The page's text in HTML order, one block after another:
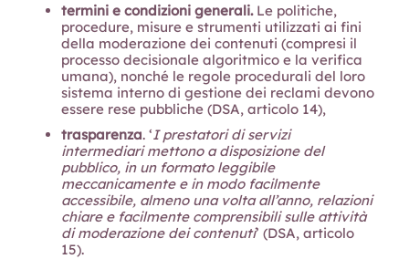
termini e condizioni generali.Le politiche,
procedure, misure e strumenti utilizzati ai fini
della moderazione dei contenuti (compresi il
processo decisionale algoritmico e la verifica
umana), nonché le regole procedurali del loro
sistema interno di gestione dei reclami devono
essere rese pubbliche (DSA, articolo 14),
trasparenza. ‘I prestatori di servizi
intermediari mettono a disposizione del
pubblico, in un formato leggibile
meccanicamente e in modo facilmente
accessibile, almeno una volta all’anno, relazioni
chiare e facilmente comprensibili sulle attività
di moderazione dei contenuti’ (DSA, articolo
15).